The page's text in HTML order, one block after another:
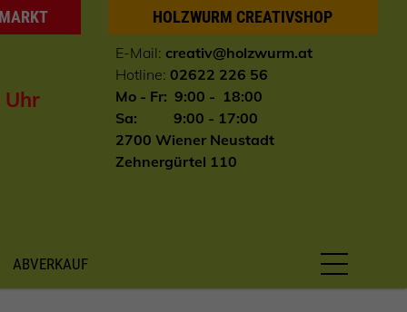
Uhr
HOLZWURM CREATIVSHOP
E-Mail: creativ@holzwurm.at
Hotline: 02622 226 56
Mo - Fr: 9:00 - 18:00
Sa: 9:00 - 17:00
2700 Wiener Neustadt
Zehnergürtel 110
ABVERKAUF